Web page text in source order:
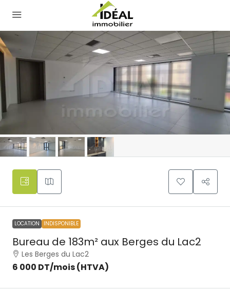
LOCATION INDISPONIBLE
Bureau de 183m² aux Berges du Lac2
Les Berges du Lac2
6 000 DT/mois (HTVA)